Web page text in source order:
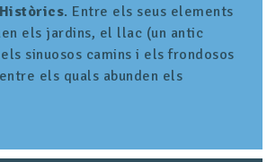
. Entre els seus elements
els jardins, el llac (un antic
sinuosos camins i els frondosos
els quals abunden els